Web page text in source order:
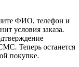
ФИО, телефон и
условия заказа.
Теперь останется
покупке.